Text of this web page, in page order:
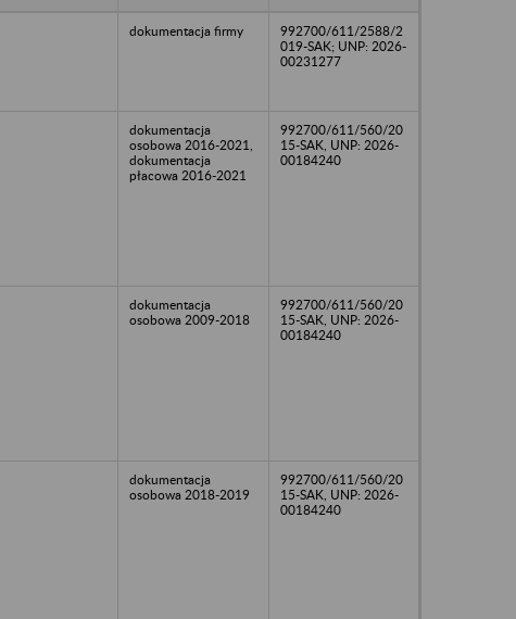
dokumentacja firmy
992700/611/2588/2
019-SAK; UNP: 2026-
00231277
dokumentacja
osobowa 2016-2021,
dokumentacja
płacowa 2016-2021
992700/611/560/20
15-SAK, UNP: 2026-
00184240
dokumentacja
osobowa 2009-2018
992700/611/560/20
15-SAK, UNP: 2026-
00184240
dokumentacja
osobowa 2018-2019
992700/611/560/20
15-SAK, UNP: 2026-
00184240